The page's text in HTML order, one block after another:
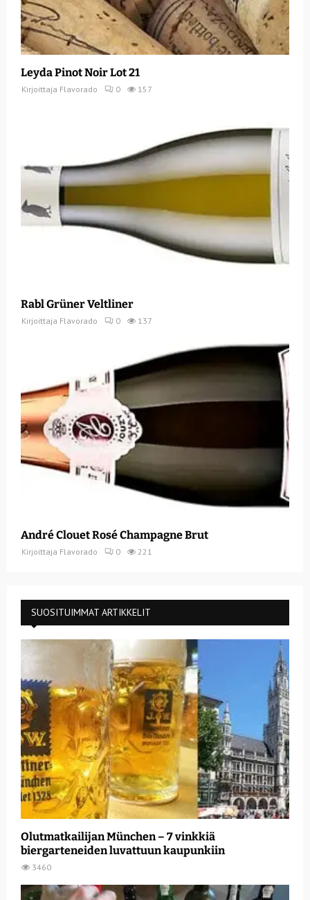
Leyda Pinot Noir Lot 21
Kirjoittaja Flavorado 0 157
Rabl Grüner Veltliner
Kirjoittaja Flavorado 0 137
André Clouet Rosé Champagne Brut
Kirjoittaja Flavorado 0 221
SUOSITUIMMAT ARTIKKELIT
Olutmatkailijan München – 7 vinkkiä
biergarteneiden luvattuun kaupunkiin
3460